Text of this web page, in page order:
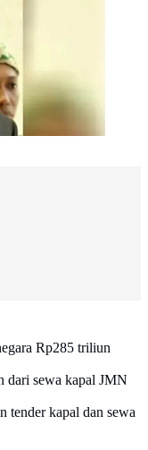
Rp285 triliun
dari sewa kapal JMN
tender kapal dan sewa